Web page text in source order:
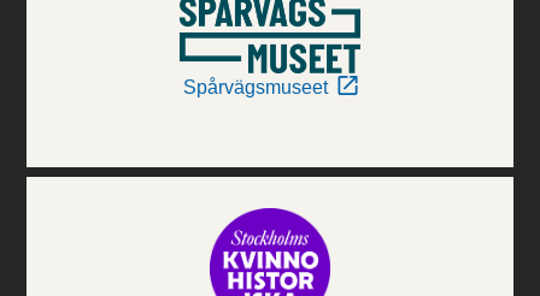
Spårvägsmuseet